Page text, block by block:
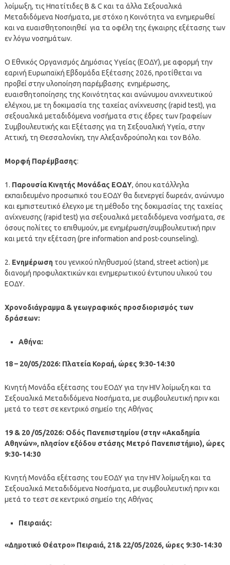
λοίμωξη, τις Ηπατίτιδες Β & C και τα άλλα Σεξουαλικά
Μεταδιδόμενα Νοσήματα, με στόχο η Κοινότητα να ενημερωθεί
και να ευαισθητοποιηθεί για τα οφέλη της έγκαιρης εξέτασης των
εν λόγω νοσημάτων.
Ο Εθνικός Οργανισμός Δημόσιας Υγείας (ΕΟΔΥ), με αφορμή την
εαρινή Ευρωπαϊκή Εβδομάδα Εξέτασης 2026, προτίθεται να
προβεί στην υλοποίηση παρέμβασης ενημέρωσης,
ευαισθητοποίησης της Κοινότητας και ανώνυμου ανιχνευτικού
ελέγχου, με τη δοκιμασία της ταχείας ανίχνευσης (rapid test), για
σεξουαλικά μεταδιδόμενα νοσήματα στις έδρες των Γραφείων
Συμβουλευτικής και Εξέτασης για τη Σεξουαλική Υγεία, στην
Αττική, τη Θεσσαλονίκη, την Αλεξανδρούπολη και τον Βόλο.
Μορφή Παρέμβασης:
1. Παρουσία Κινητής Μονάδας ΕΟΔΥ, όπου κατάλληλα
εκπαιδευμένο προσωπικό του ΕΟΔΥ θα διενεργεί δωρεάν, ανώνυμο
και εμπιστευτικό έλεγχο με τη μέθοδο της δοκιμασίας της ταχείας
ανίχνευσης (rapid test) για σεξουαλικά μεταδιδόμενα νοσήματα, σε
όσους πολίτες το επιθυμούν, με ενημέρωση/συμβουλευτική πριν
και μετά την εξέταση (pre information and post-counseling).
2. Ενημέρωση του γενικού πληθυσμού (stand, street action) με
διανομή προφυλακτικών και ενημερωτικού έντυπου υλικού του
ΕΟΔΥ.
Χρονοδιάγραμμα & γεωγραφικός προσδιορισμός των
δράσεων:
Αθήνα:
18 – 20/05/2026: Πλατεία Κοραή, ώρες 9:30-14:30
Κινητή Μονάδα εξέτασης του ΕΟΔΥ για την HIV λοίμωξη και τα
Σεξουαλικά Μεταδιδόμενα Νοσήματα, με συμβουλευτική πριν και
μετά το τεστ σε κεντρικό σημείο της Αθήνας
19 & 20 /05/2026: Οδός Πανεπιστημίου (στην «Ακαδημία
Αθηνών», πλησίον εξόδου στάσης Μετρό Πανεπιστήμιο), ώρες
9:30-14:30
Κινητή Μονάδα εξέτασης του ΕΟΔΥ για την HIV λοίμωξη και τα
Σεξουαλικά Μεταδιδόμενα Νοσήματα, με συμβουλευτική πριν και
μετά το τεστ σε κεντρικό σημείο της Αθήνας
Πειραιάς:
«Δημοτικό Θέατρο» Πειραιά, 21& 22/05/2026, ώρες 9:30-14:30